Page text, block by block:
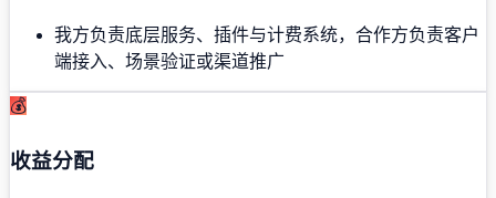
我方负责底层服务、插件与计费系统，合作方负责客户
端接入、场景验证或渠道推广
💰
收益分配